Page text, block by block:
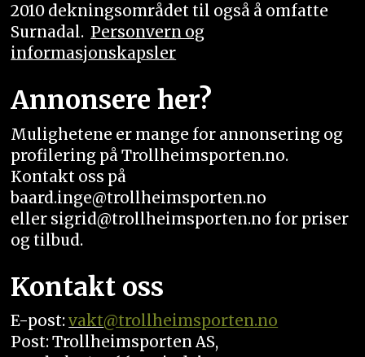
2010 dekningsområdet til også å omfatte
Surnadal. Personvern og
informasjonskapsler
Annonsere her?
Mulighetene er mange for annonsering og
profilering på Trollheimsporten.no.
Kontakt oss på
baard.inge@trollheimsporten.no
eller sigrid@trollheimsporten.no for priser
og tilbud.
Kontakt oss
E-post:vakt@trollheimsporten.no
Post: Trollheimsporten AS,